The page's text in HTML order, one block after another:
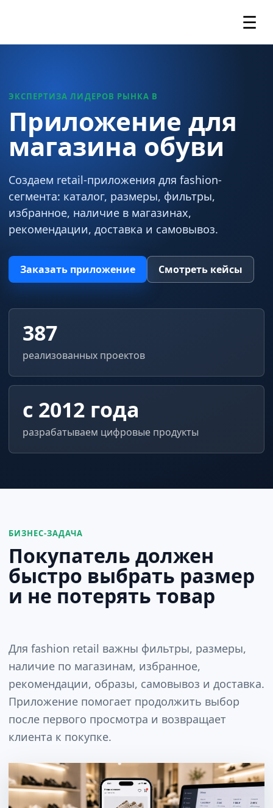
☰
ЭКСПЕРТИЗА ЛИДЕРОВ РЫНКА В
Приложение для
магазина обуви
Создаем retail-приложения для fashion-
сегмента: каталог, размеры, фильтры,
избранное, наличие в магазинах,
рекомендации, доставка и самовывоз.
Заказать приложение Смотреть кейсы
387
реализованных проектов
с 2012 года
разрабатываем цифровые продукты
БИЗНЕС-ЗАДАЧА
Покупатель должен
быстро выбрать размер
и не потерять товар
Для fashion retail важны фильтры, размеры,
наличие по магазинам, избранное,
рекомендации, образы, самовывоз и доставка.
Приложение помогает продолжить выбор
после первого просмотра и возвращает
клиента к покупке.